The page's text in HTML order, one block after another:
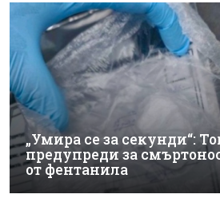
„Умира се за секунди“:
предупреди за
от фентанила